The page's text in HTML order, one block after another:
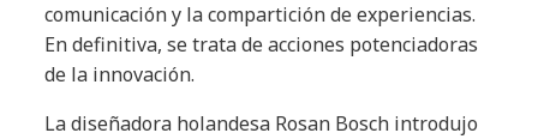
comunicación y la compartición de experiencias.
En definitiva, se trata de acciones potenciadoras
de la innovación.
La diseñadora holandesa Rosan Bosch introdujo